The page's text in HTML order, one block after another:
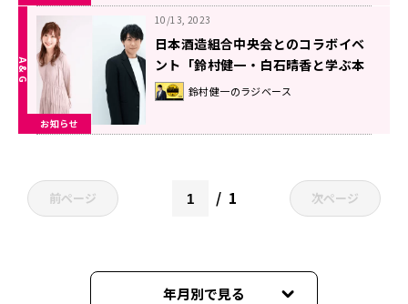
お知らせ
10/13, 2023
日本酒造組合中央会とのコラボイベ
ント「鈴村健一・白石晴香と学ぶ本
格焼酎＆泡盛～入門編～」11月1日
開催決定＆参加申込受付中！
鈴村健一のラジベース
前ページ 1 次ページ
年月別で見る